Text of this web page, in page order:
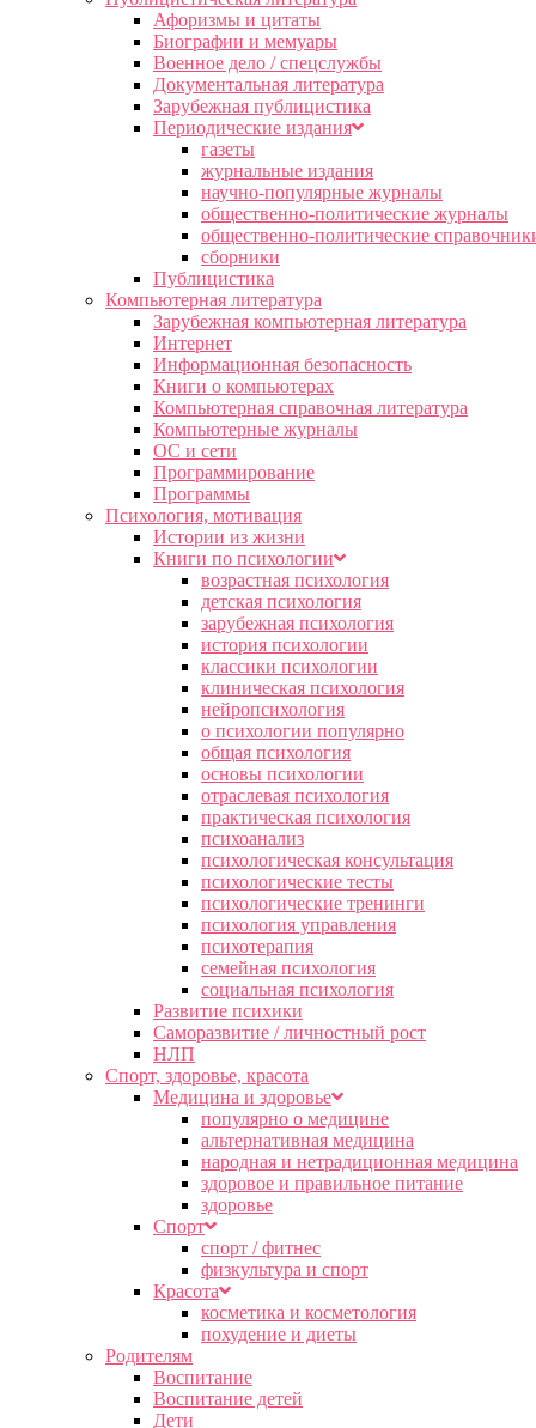
Афоризмы и цитаты
Биографии и мемуары
Военное дело / спецслужбы
Документальная литература
Зарубежная публицистика
Периодические издания
газеты
журнальные издания
научно-популярные журналы
общественно-политические журналы
общественно-политические
сборники
Публицистика
Компьютерная литература
Зарубежная компьютерная литература
Интернет
Информационная безопасность
Книги о компьютерах
Компьютерная справочная литература
Компьютерные журналы
ОС и сети
Программирование
Программы
Психология, мотивация
Истории из жизни
Книги по психологии
возрастная психология
детская психология
зарубежная психология
история психологии
классики психологии
клиническая психология
нейропсихология
о психологии популярно
общая психология
основы психологии
отраслевая психология
практическая психология
психоанализ
психологическая консультация
психологические тесты
психологические тренинги
психология управления
психотерапия
семейная психология
социальная психология
Развитие психики
Саморазвитие / личностный рост
НЛП
Спорт, здоровье, красота
Медицина и здоровье
популярно о медицине
альтернативная медицина
народная и нетрадиционная медицина
здоровое и правильное питание
здоровье
Спорт
спорт / фитнес
физкультура и спорт
Красота
косметика и косметология
похудение и диеты
Родителям
Воспитание
Воспитание детей
Дети